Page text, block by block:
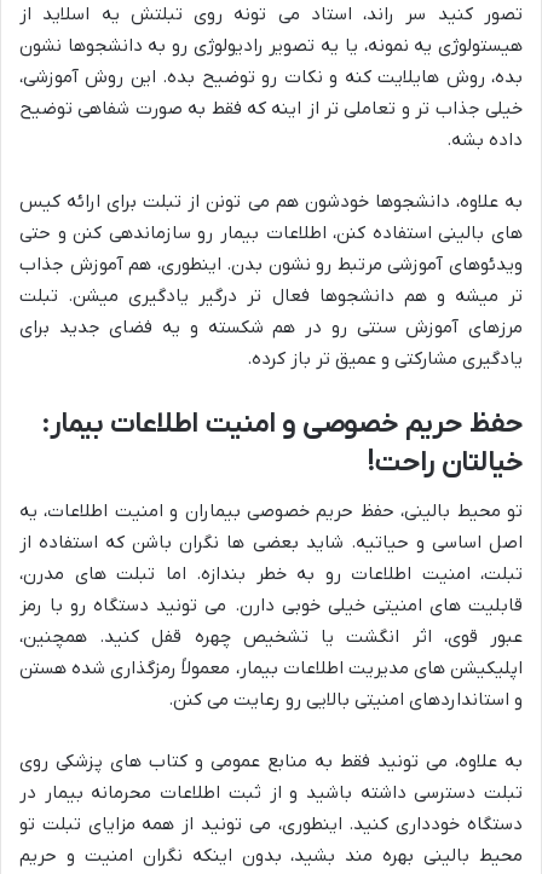
تصور کنید سر راند، استاد می تونه روی تبلتش یه اسلاید از
هیستولوژی یه نمونه، یا یه تصویر رادیولوژی رو به دانشجوها نشون
بده، روش هایلایت کنه و نکات رو توضیح بده. این روش آموزشی،
خیلی جذاب تر و تعاملی تر از اینه که فقط به صورت شفاهی توضیح
داده بشه.
به علاوه، دانشجوها خودشون هم می تونن از تبلت برای ارائه کیس
های بالینی استفاده کنن، اطلاعات بیمار رو سازماندهی کنن و حتی
ویدئوهای آموزشی مرتبط رو نشون بدن. اینطوری، هم آموزش جذاب
تر میشه و هم دانشجوها فعال تر درگیر یادگیری میشن. تبلت
مرزهای آموزش سنتی رو در هم شکسته و یه فضای جدید برای
یادگیری مشارکتی و عمیق تر باز کرده.
حفظ حریم خصوصی و امنیت اطلاعات بیمار:
خیالتان راحت!
تو محیط بالینی، حفظ حریم خصوصی بیماران و امنیت اطلاعات، یه
اصل اساسی و حیاتیه. شاید بعضی ها نگران باشن که استفاده از
تبلت، امنیت اطلاعات رو به خطر بندازه. اما تبلت های مدرن،
قابلیت های امنیتی خیلی خوبی دارن. می تونید دستگاه رو با رمز
عبور قوی، اثر انگشت یا تشخیص چهره قفل کنید. همچنین،
اپلیکیشن های مدیریت اطلاعات بیمار، معمولاً رمزگذاری شده هستن
و استانداردهای امنیتی بالایی رو رعایت می کنن.
به علاوه، می تونید فقط به منابع عمومی و کتاب های پزشکی روی
تبلت دسترسی داشته باشید و از ثبت اطلاعات محرمانه بیمار در
دستگاه خودداری کنید. اینطوری، می تونید از همه مزایای تبلت تو
محیط بالینی بهره مند بشید، بدون اینکه نگران امنیت و حریم